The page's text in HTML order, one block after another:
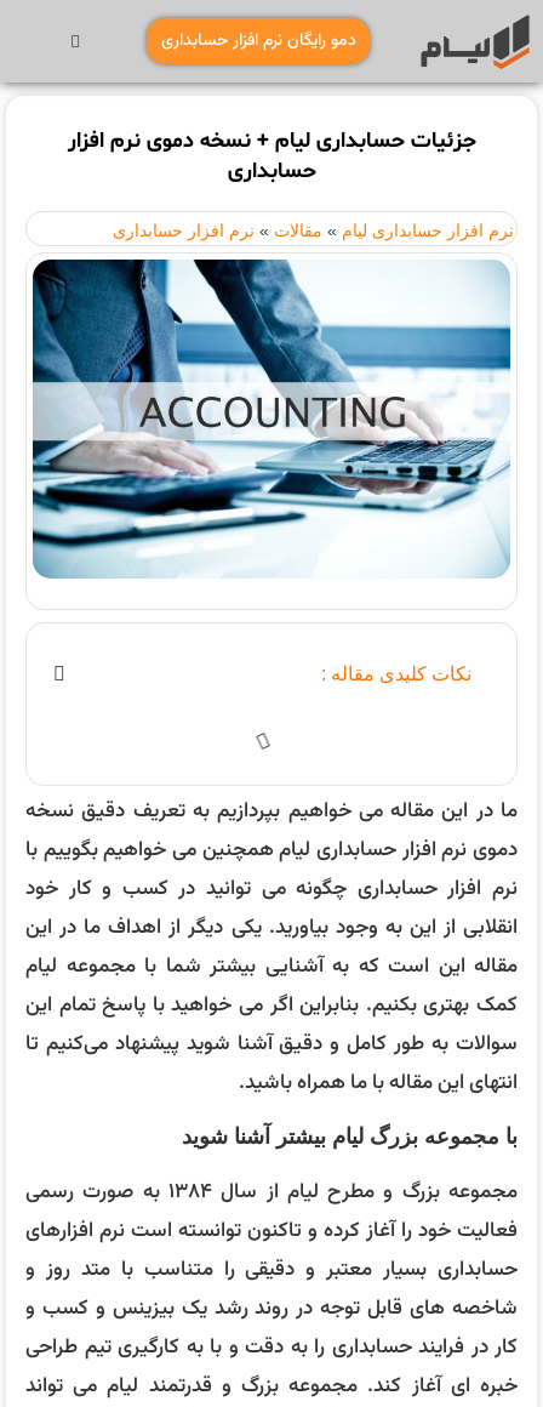
دمو رایگان نرم افزار حسابداری
جزئیات حسابداری لیام + نسخه دموی نرم افزار
حسابداری
نرم افزار حسابداری لیام » مقالات » نرم افزار حسابداری
نکات کلیدی مقاله :
ما در این مقاله می خواهیم بپردازیم به تعریف دقیق نسخه
دموی نرم افزار حسابداری لیام همچنین می خواهیم بگوییم با
نرم افزار حسابداری چگونه می توانید در کسب و کار خود
انقلابی از این به وجود بیاورید. یکی دیگر از اهداف ما در این
مقاله این است که به آشنایی بیشتر شما با مجموعه لیام
کمک بهتری بکنیم. بنابراین اگر می خواهید با پاسخ تمام این
سوالات به طور کامل و دقیق آشنا شوید پیشنهاد می‌کنیم تا
انتهای این مقاله با ما همراه باشید.
با مجموعه بزرگ لیام بیشتر آشنا شوید
مجموعه بزرگ و مطرح لیام از سال ۱۳۸۴ به صورت رسمی
فعالیت خود را آغاز کرده و تاکنون توانسته است نرم افزارهای
حسابداری بسیار معتبر و دقیقی را متناسب با متد روز و
شاخصه های قابل توجه در روند رشد یک بیزینس و کسب و
کار در فرایند حسابداری را به دقت و با به کارگیری تیم طراحی
خبره ای آغاز کند. مجموعه بزرگ و قدرتمند لیام می تواند